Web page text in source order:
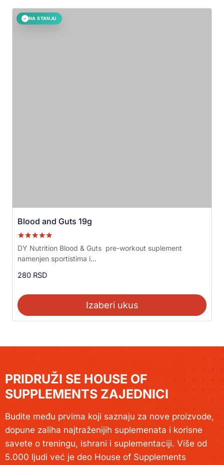
✓ NA STANJU
Blood and Guts 19g
Ocenjeno sa
5.00
od 5
DY Nutrition Blood & Guts pre-workout suplement
namenjen sportistima i...
280 RSD
Izaberi ukus
PRIDRUŽI SE HOUSE OF
SUPPLEMENTS ZAJEDNICI
Budite među prvima koji saznaju za nove proizvode,
dopune zaliha najtraženijih suplemenata i korisne
savete o treningu, ishrani i suplementaciji. Više od
5.000 ljudi već je deo House of Supplements